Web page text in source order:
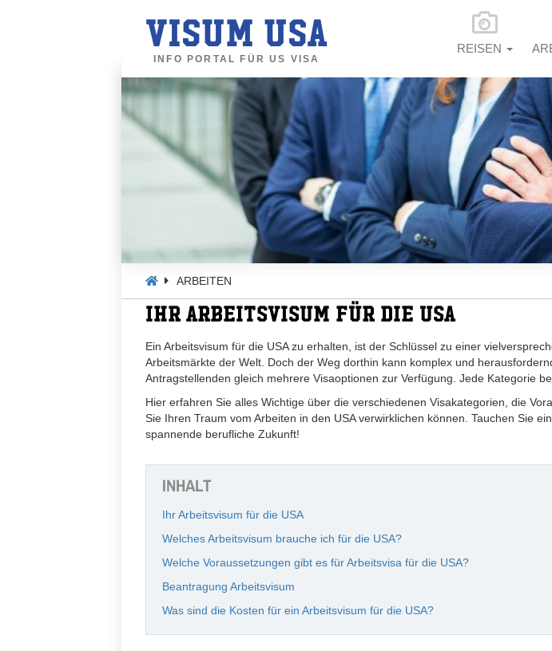
VISUM USA
INFO PORTAL FÜR US VISA
REISEN
ARBEITEN
IHR ARBEITSVISUM FÜR DIE USA
Ein Arbeitsvisum für die USA zu erhalten, ist der Schlüssel zu einer
Arbeitsmärkte der Welt. Doch der Weg dorthin kann komplex und
Antragstellenden gleich mehrere Visaoptionen zur Verfügung. Jede Kategorie
Hier erfahren Sie alles Wichtige über die verschiedenen Visakategorien, die
Sie Ihren Traum vom Arbeiten in den USA verwirklichen können. Tauchen Sie
spannende berufliche Zukunft!
INHALT
Ihr Arbeitsvisum für die USA
Welches Arbeitsvisum brauche ich für die USA?
Welche Voraussetzungen gibt es für Arbeitsvisa für die USA?
Beantragung Arbeitsvisum
Was sind die Kosten für ein Arbeitsvisum für die USA?